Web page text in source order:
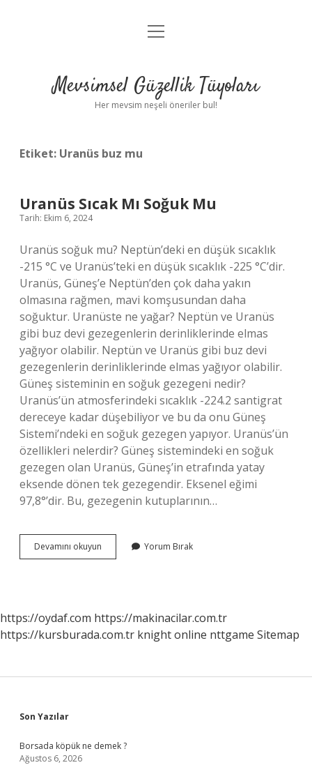
Anasayfa
Yasal Uyarı
menüyü
Mevsimsel Güzellik Tüyoları
Her mevsim neşeli öneriler bul!
Etiket: Uranüs buz mu
Uranüs Sıcak Mı Soğuk Mu
Tarih: Ekim 6, 2024
Uranüs soğuk mu? Neptün’deki en düşük sıcaklık
-215 °C ve Uranüs’teki en düşük sıcaklık -225 °C’dir.
Uranüs, Güneş’e Neptün’den çok daha yakın
olmasına rağmen, mavi komşusundan daha
soğuktur. Uranüste ne yağar? Neptün ve Uranüs
gibi buz devi gezegenlerin derinliklerinde elmas
yağıyor olabilir. Neptün ve Uranüs gibi buz devi
gezegenlerin derinliklerinde elmas yağıyor olabilir.
Güneş sisteminin en soğuk gezegeni nedir?
Uranüs’ün atmosferindeki sıcaklık -224.2 santigrat
dereceye kadar düşebiliyor ve bu da onu Güneş
Sistemi’ndeki en soğuk gezegen yapıyor. Uranüs’ün
özellikleri nelerdir? Güneş sistemindeki en soğuk
gezegen olan Uranüs, Güneş’in etrafında yatay
eksende dönen tek gezegendir. Eksenel eğimi
97,8°’dir. Bu, gezegenin kutuplarının…
Devamını okuyun
Sıcak
Yorum Bırak
https://oydaf.com https://makinacilar.com.tr
https://kursburada.com.tr knight online nttgame Sitemap
Sidebar
Son Yazılar
Borsada köpük ne demek ?
Ağustos 6, 2026